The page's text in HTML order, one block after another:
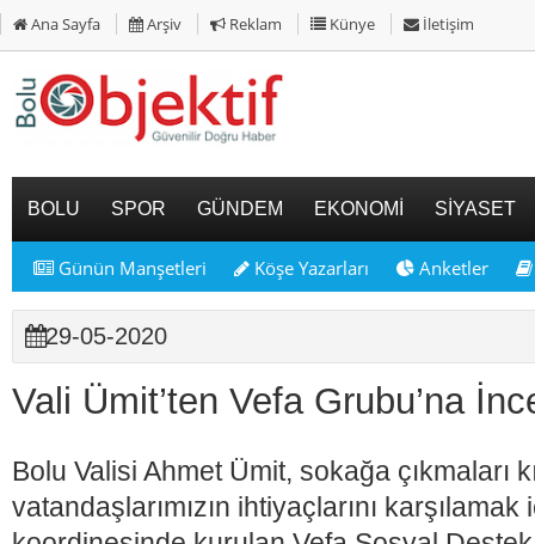
Ana Sayfa Arşiv Reklam Künye İletişim
BOLU SPOR GÜNDEM EKONOMİ SİYASET
Günün Manşetleri Köşe Yazarları Anketler
29-05-2020
Vali Ümit’ten Vefa Grubu’na
Bolu Valisi Ahmet Ümit, sokağa çıkmaları
vatandaşlarımızın ihtiyaçlarını karşılamak